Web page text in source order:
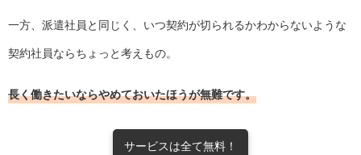
一方、派遣社員と同じく、いつ契約が切られるかわからないような
契約社員ならちょっと考えもの。
長く働きたいならやめておいたほうが無難です。
サービスは全て無料！